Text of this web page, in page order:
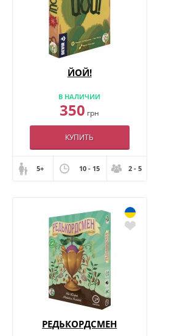
ЙОЙ!
В НАЛИЧИИ
350 грн
КУПИТЬ
5+ 10 - 15 2 - 5
РЕДЬКОРДСМЕН